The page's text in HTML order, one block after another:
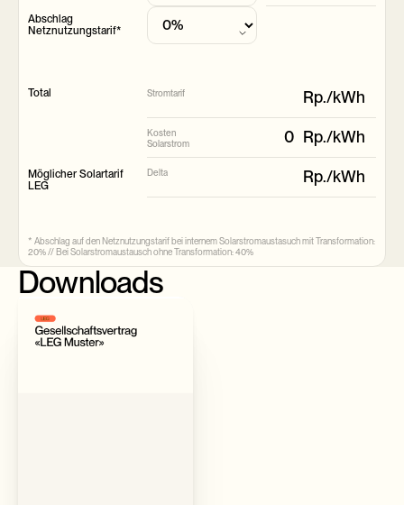
Abschlag
Netznutzungstarif*
Total
Möglicher Solartarif
LEG
Stromtarif Rp./kWh
Kosten
Solarstrom
0 Rp./kWh
Delta Rp./kWh
* Abschlag auf den Netznutzungstarif bei internem Solarstromaustasuch mit Transformation:
20% // Bei Solarstromaustausch ohne Transformation: 40%
Downloads